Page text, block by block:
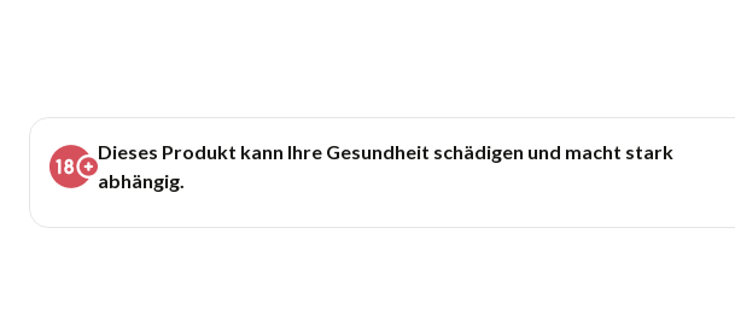
Dieses Produkt kann Ihre Gesundheit schädigen und macht stark
abhängig.